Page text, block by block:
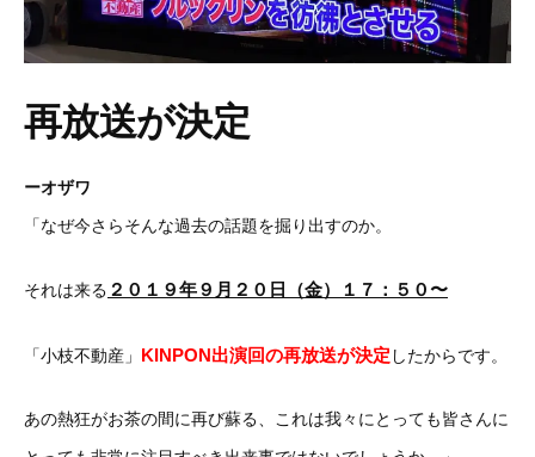
再放送が決定
ーオザワ
「なぜ今さらそんな過去の話題を掘り出すのか。
それは来る ２０１９年９月２０日（金）１７：５０〜
「小枝不動産」 KINPON出演回の再放送が決定 したからです。
あの熱狂がお茶の間に再び蘇る、これは我々にとっても皆さんに